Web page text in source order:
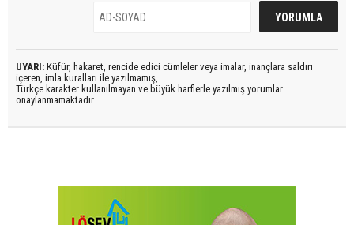
UYARI: Küfür, hakaret, rencide edici cümleler veya imalar, inançlara saldırı
içeren, imla kuralları ile yazılmamış,
Türkçe karakter kullanılmayan ve büyük harflerle yazılmış yorumlar
onaylanmamaktadır.